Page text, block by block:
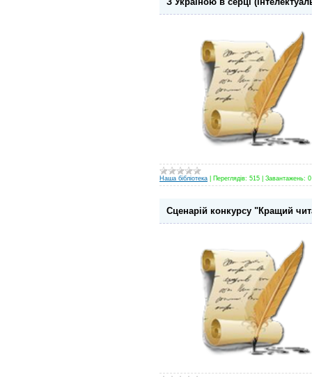
Наша бібліотека Переглядів: 515 Завантажень: 0
Сценарій конкурсу "Кращий